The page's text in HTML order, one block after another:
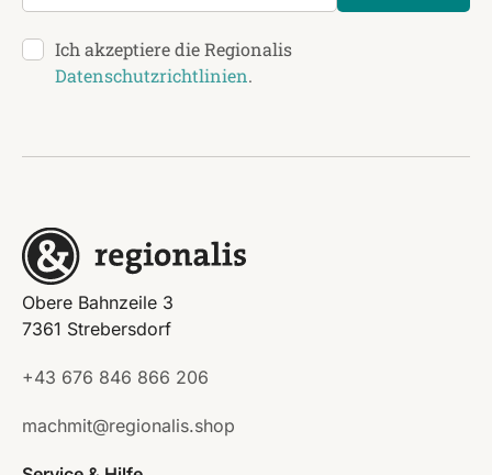
Ich akzeptiere die Regionalis
Datenschutzrichtlinien.
Obere Bahnzeile 3
7361 Strebersdorf
+43 676 846 866 206
machmit@regionalis.shop